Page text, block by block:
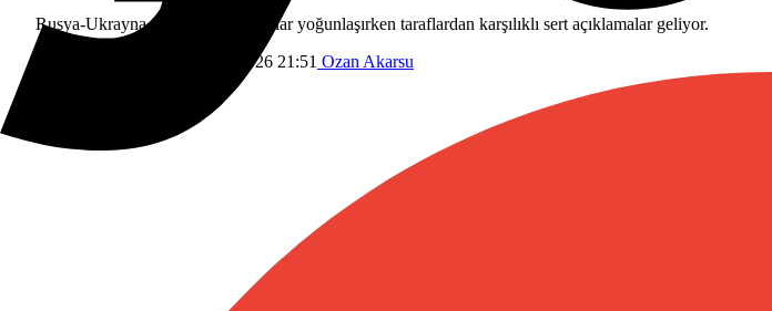
Rusya-Ukrayna savaşında çatışmalar yoğunlaşırken taraflardan karşılıklı sert açıklamalar geliyor.
9 Temmuz 2026 21:51 Ozan Akarsu